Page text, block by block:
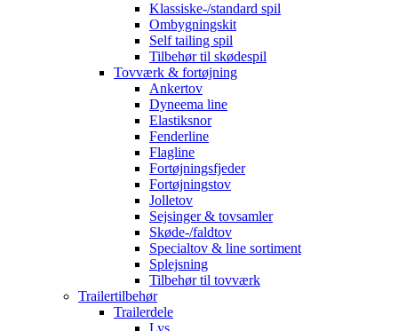
Klassiske-/standard spil
Ombygningskit
Self tailing spil
Tilbehør til skødespil
Tovværk & fortøjning
Ankertov
Dyneema line
Elastiksnor
Fenderline
Flagline
Fortøjningsfjeder
Fortøjningstov
Jolletov
Sejsinger & tovsamler
Skøde-/faldtov
Specialtov & line sortiment
Splejsning
Tilbehør til tovværk
Trailertilbehør
Trailerdele